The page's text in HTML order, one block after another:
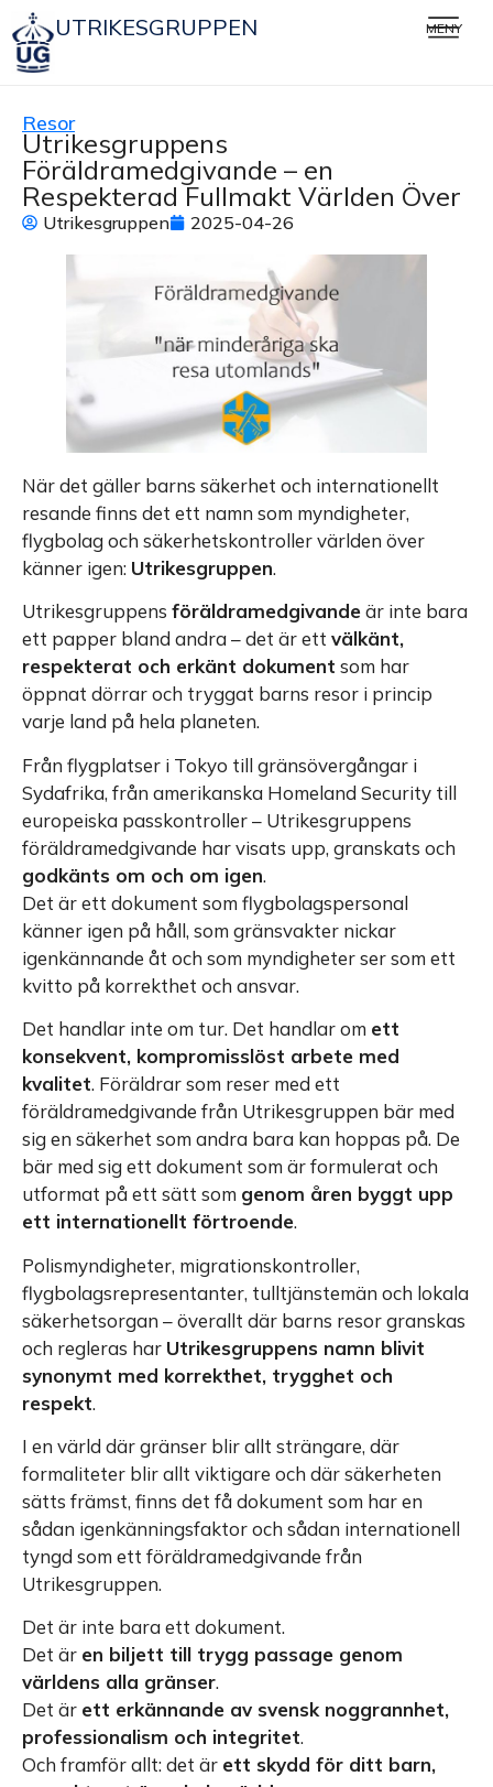
UTRIKESGRUPPEN MENY
Resor
Utrikesgruppens
Föräldramedgivande – en
Respekterad Fullmakt Världen Över
Utrikesgruppen 2025-04-26
När det gäller barns säkerhet och internationellt
resande finns det ett namn som myndigheter,
flygbolag och säkerhetskontroller världen över
känner igen: Utrikesgruppen.
Utrikesgruppens föräldramedgivandeär inte bara
ett papper bland andra – det är ett välkänt,
respekterat och erkänt dokument som har
öppnat dörrar och tryggat barns resor i princip
varje land på hela planeten.
Från flygplatser i Tokyo till gränsövergångar i
Sydafrika, från amerikanska Homeland Security till
europeiska passkontroller – Utrikesgruppens
föräldramedgivande har visats upp, granskats och
godkänts om och om igen.
Det är ett dokument som flygbolagspersonal
känner igen på håll, som gränsvakter nickar
igenkännande åt och som myndigheter ser som ett
kvitto på korrekthet och ansvar.
Det handlar inte om tur. Det handlar om ett
konsekvent, kompromisslöst arbete med
kvalitet. Föräldrar som reser med ett
föräldramedgivande från Utrikesgruppen bär med
sig en säkerhet som andra bara kan hoppas på. De
bär med sig ett dokument som är formulerat och
utformat på ett sätt som genom åren byggt upp
ett internationellt förtroende.
Polismyndigheter, migrationskontroller,
flygbolagsrepresentanter, tulltjänstemän och lokala
säkerhetsorgan – överallt där barns resor granskas
och regleras har Utrikesgruppens namn blivit
synonymt med korrekthet, trygghet och
respekt.
I en värld där gränser blir allt strängare, där
formaliteter blir allt viktigare och där säkerheten
sätts främst, finns det få dokument som har en
sådan igenkänningsfaktor och sådan internationell
tyngd som ett föräldramedgivande från
Utrikesgruppen.
Det är inte bara ett dokument.
Det är en biljett till trygg passage genom
världens alla gränser.
Det är ett erkännande av svensk noggrannhet,
professionalism och integritet.
Och framför allt: det är ett skydd för ditt barn,